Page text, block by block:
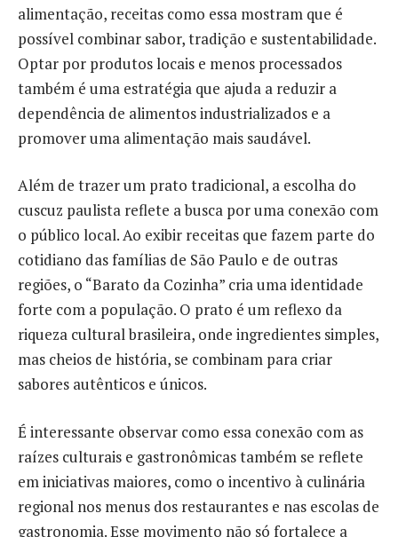
alimentação, receitas como essa mostram que é
possível combinar sabor, tradição e sustentabilidade.
Optar por produtos locais e menos processados
também é uma estratégia que ajuda a reduzir a
dependência de alimentos industrializados e a
promover uma alimentação mais saudável.
Além de trazer um prato tradicional, a escolha do
cuscuz paulista reflete a busca por uma conexão com
o público local. Ao exibir receitas que fazem parte do
cotidiano das famílias de São Paulo e de outras
regiões, o “Barato da Cozinha” cria uma identidade
forte com a população. O prato é um reflexo da
riqueza cultural brasileira, onde ingredientes simples,
mas cheios de história, se combinam para criar
sabores autênticos e únicos.
É interessante observar como essa conexão com as
raízes culturais e gastronômicas também se reflete
em iniciativas maiores, como o incentivo à culinária
regional nos menus dos restaurantes e nas escolas de
gastronomia. Esse movimento não só fortalece a